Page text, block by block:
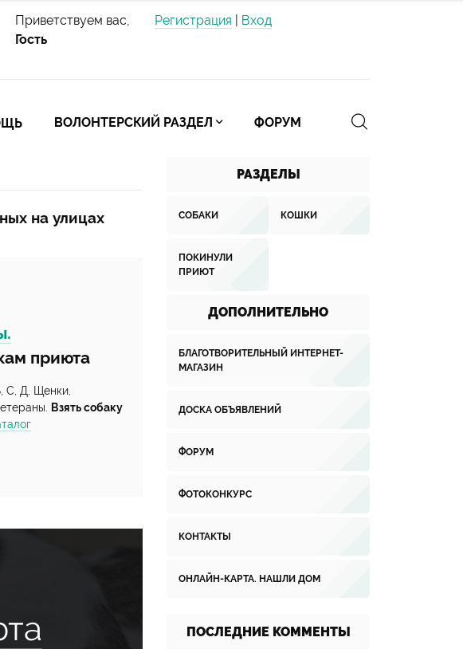
Приветствуем вас,
Гость
Регистрация Вход
ВОЛОНТЕРСКИЙ РАЗДЕЛ ФОРУМ
на улицах
приюта
С, Д, Щенки,
Взять собаку
РАЗДЕЛЫ
СОБАКИ КОШКИ
ПОКИНУЛИ
ПРИЮТ
ДОПОЛНИТЕЛЬНО
БЛАГОТВОРИТЕЛЬНЫЙ ИНТЕРНЕТ-
МАГАЗИН
ДОСКА ОБЪЯВЛЕНИЙ
ФОРУМ
ФОТОКОНКУРС
КОНТАКТЫ
ОНЛАЙН-КАРТА. НАШЛИ ДОМ
ПОСЛЕДНИЕ КОММЕНТЫ